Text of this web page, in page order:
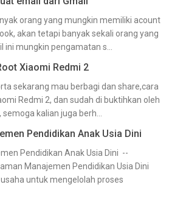
orang yang mungkin memiliki acount
akan tetapi banyak sekali orang yang
ini mungkin pengamatan s...
Xiaomi Redmi 2
sekarang mau berbagi dan share,cara
Redmi 2, dan sudah di buktihkan oleh
semoga kalian juga berh...
Pendidikan Anak Usia Dini
Pendidikan Anak Usia Dini --
Manajemen Pendidikan Usia Dini
untuk mengelolah proses